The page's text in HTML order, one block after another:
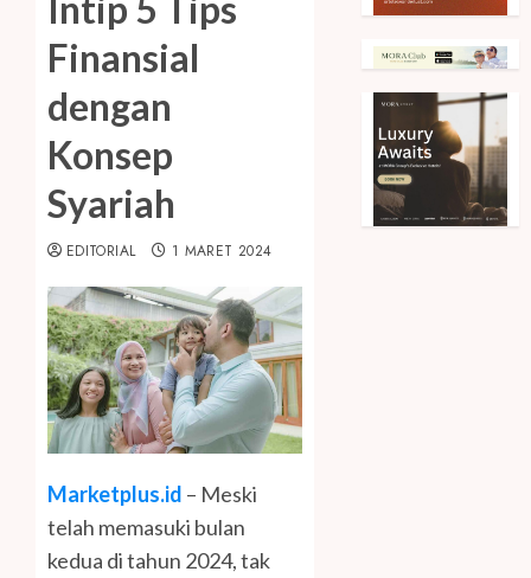
Intip 5 Tips
Finansial
dengan
Konsep
Syariah
EDITORIAL 1 MARET 2024
Marketplus.id – Meski
telah memasuki bulan
kedua di tahun 2024, tak